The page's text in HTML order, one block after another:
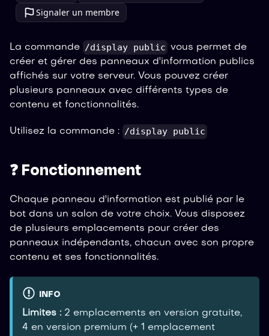
Signaler un membre
La commande /display public vous permet de
créer et gérer des panneaux d'information publics
affichés sur votre serveur. Vous pouvez créer
plusieurs panneaux avec différents types de
contenu et fonctionnalités.
Utilisez la commande : /display public
❓ Fonctionnement
Chaque panneau d'information est publié par le
bot dans un salon de votre choix. Vous disposez
de plusieurs emplacements pour créer des
panneaux indépendants, chacun avec son propre
contenu et ses fonctionnalités.
INFO
Limites : 2 emplacements en version gratuite,
4 en version premium (+ 1 emplacement